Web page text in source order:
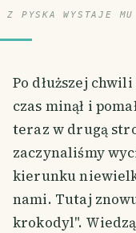
Z PYSKA WYSTAJE
Po dłuższej
czas minął i
teraz w drugą
zaczynaliśmy
kierunku
nami. Tutaj
krokodyl".